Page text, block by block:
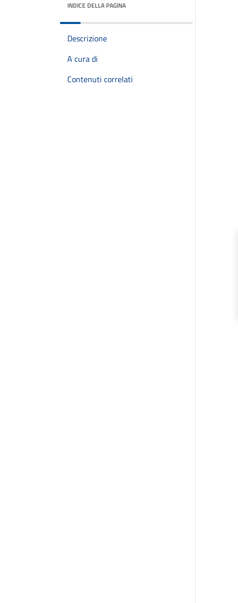
INDICE DELLA PAGINA
Descrizione
A cura di
Contenuti correlati